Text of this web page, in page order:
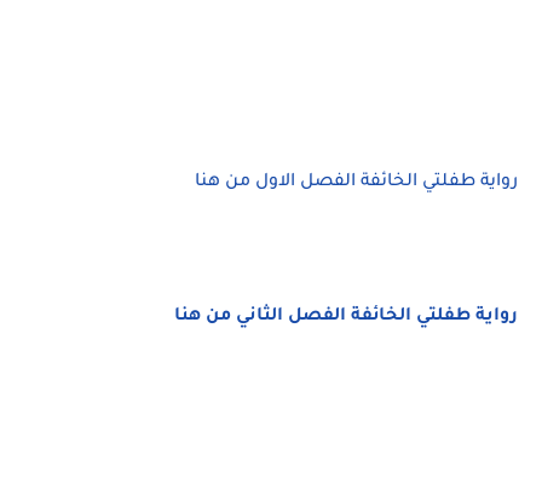
رواية طفلتي الخائفة الفصل الاول من هنا
رواية طفلتي الخائفة الفصل الثاني من هنا